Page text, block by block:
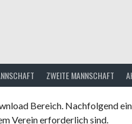
ZWEITE MANNSCHAFT
Bereich. Nachfolgend
Verein erforderlich sind.